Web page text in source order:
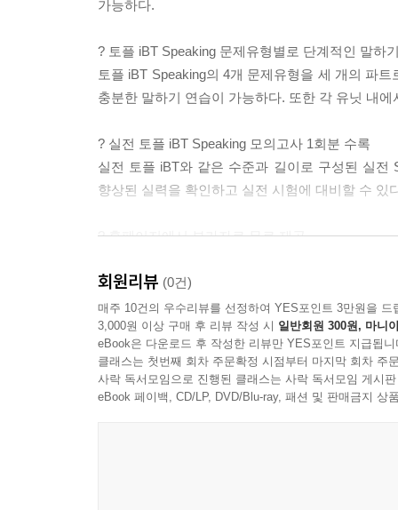
가능하다.
? 토플 iBT Speaking 문제유형별로 단계적인 말하
토플 iBT Speaking의 4개 문제유형을 세 개의 파
충분한 말하기 연습이 가능하다. 또한 각 유닛 내
? 실전 토플 iBT Speaking 모의고사 1회분 수록
실전 토플 iBT와 같은 수준과 길이로 구성된 실전
향상된 실력을 확인하고 실전 시험에 대비할 수 있
? 홈페이지에서 부가자료 무료 제공
학습자료로 활용할 수 있다.
회원리뷰 (0건)
매주 10건의 우수리뷰를 선정하여 YES포인트 3만원을 드
3,000원 이상 구매 후 리뷰 작성 시 일반회원 300원, 마니
eBook은 다운로드 후 작성한 리뷰만 YES포인트 지급됩니
클래스는 첫번째 회차 주문확정 시점부터 마지막 회차 주
사락 독서모임으로 진행된 클래스는 사락 독서모임 게시
eBook 페이백, CD/LP, DVD/Blu-ray, 패션 및 판매금지 상